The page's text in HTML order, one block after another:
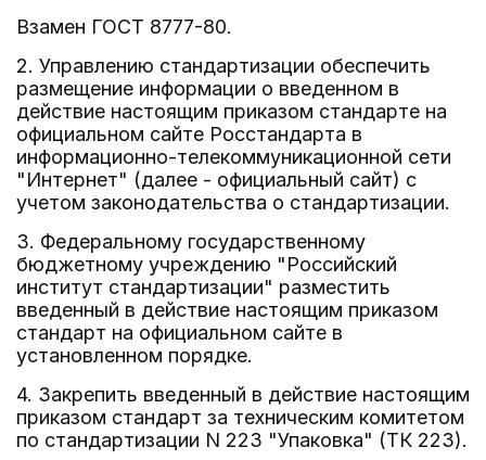
Взамен ГОСТ 8777-80.
2. Управлению стандартизации обеспечить
размещение информации о введенном в
действие настоящим приказом стандарте на
официальном сайте Росстандарта в
информационно-телекоммуникационной сети
"Интернет" (далее - официальный сайт) с
учетом законодательства о стандартизации.
3. Федеральному государственному
бюджетному учреждению "Российский
институт стандартизации" разместить
введенный в действие настоящим приказом
стандарт на официальном сайте в
установленном порядке.
4. Закрепить введенный в действие настоящим
приказом стандарт за техническим комитетом
по стандартизации N 223 "Упаковка" (ТК 223).